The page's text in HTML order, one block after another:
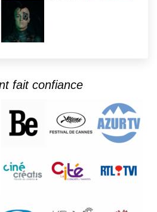
fait confiance